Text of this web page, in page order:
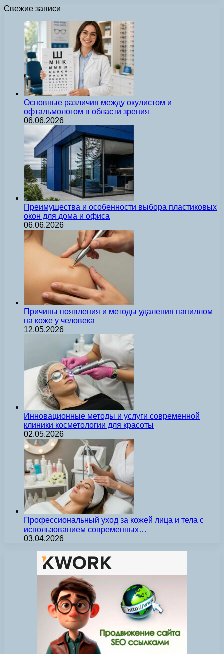
Свежие записи
Основные различия между окулистом и
офтальмологом в области зрения
06.06.2026
Преимущества и особенности выбора пластиковых
окон для дома и офиса
06.06.2026
Причины появления и методы удаления папиллом
на коже у человека
12.05.2026
Инновационные методы и услуги современной
клиники косметологии для красоты
02.05.2026
Профессиональный уход за кожей лица и тела с
использованием современных…
03.04.2026